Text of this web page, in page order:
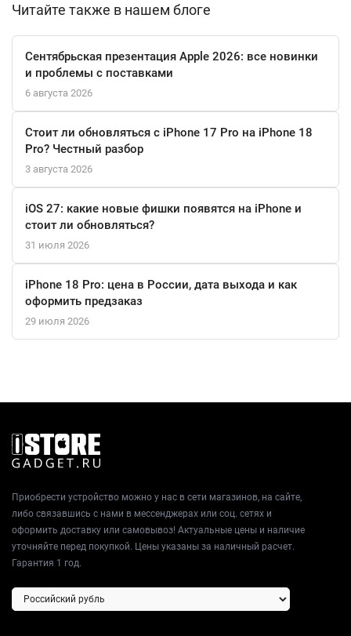
Mouse, адаптер питания и кабель. С iMac 24" на базе M4 вы
получаете законченную творческую станцию, где мощь,
элегантный дизайн и простота использования соединены в
Читайте также в нашем блоге
Сентябрьская презентация Apple 2026: все новинки
и проблемы с поставками
6 августа 2026
Стоит ли обновляться с iPhone 17 Pro на iPhone 18
Pro? Честный разбор
3 августа 2026
iOS 27: какие новые фишки появятся на iPhone и
стоит ли обновляться?
31 июля 2026
iPhone 18 Pro: цена в России, дата выхода и как
оформить предзаказ
29 июля 2026
Приобрести устройство можно у нас в сети магазинов, на сайте,
либо связавшись с нами в мессенджерах или соц. сетях и
оформить доставку или самовывоз! Актуальные цены и наличие
уточняйте перед покупкой. Цены указаны за наличный расчет.
Гарантия 1 год.